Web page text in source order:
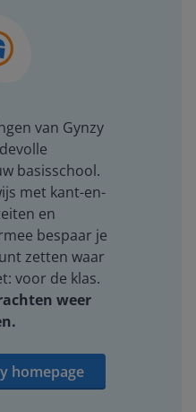
van Gynzy
basisschool.
met kant-en-
en
bespaar je
zetten waar
voor de klas.
weer
homepage